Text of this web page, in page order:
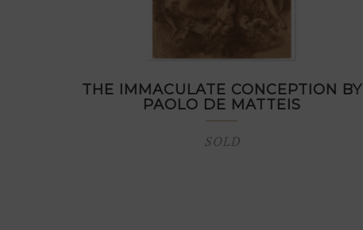
THE IMMACULATE CONCEPTION BY
PAOLO DE MATTEIS
SOLD